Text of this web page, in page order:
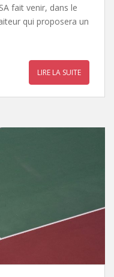
fait venir, dans le
qui proposera un
LIRE LA SUITE